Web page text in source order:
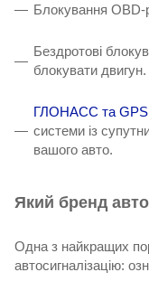
Блокування OBD-
Бездротові
блокувати двигун.
ГЛОНАСС та GPS
системи із
вашого авто.
Який бренд
Одна з найкращих
автосигналізацію: